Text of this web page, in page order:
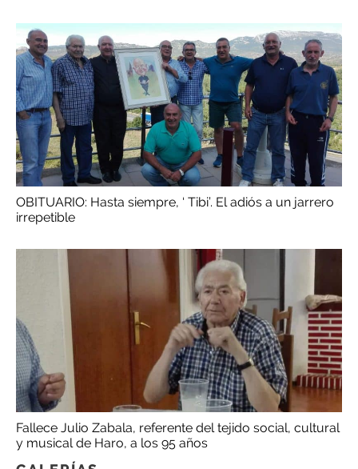
OBITUARIO: Hasta siempre, ‘ Tibi’. El adiós a un jarrero
irrepetible
Fallece Julio Zabala, referente del tejido social, cultural
y musical de Haro, a los 95 años